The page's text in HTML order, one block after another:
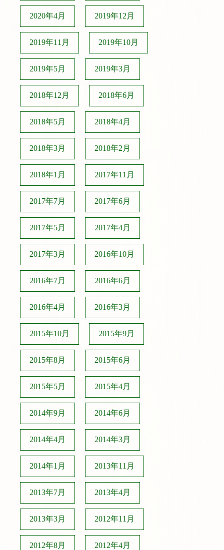
2020年4月 2019年12月
2019年11月 2019年10月
2019年5月 2019年3月
2018年12月 2018年6月
2018年5月 2018年4月
2018年3月 2018年2月
2018年1月 2017年11月
2017年7月 2017年6月
2017年5月 2017年4月
2017年3月 2016年10月
2016年7月 2016年6月
2016年4月 2016年3月
2015年10月 2015年9月
2015年8月 2015年6月
2015年5月 2015年4月
2014年9月 2014年6月
2014年4月 2014年3月
2014年1月 2013年11月
2013年7月 2013年4月
2013年3月 2012年11月
2012年8月 2012年4月